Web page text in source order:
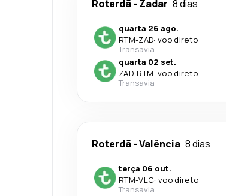
Roterdã- Zadar 8 dias
quarta 26 ago.
RTM-ZAD· voo direto
Transavia
quarta 02 set.
ZAD-RTM· voo direto
Transavia
Roterdã-Valência 8 dias
terça 06 out.
RTM-VLC· voo direto
Transavia